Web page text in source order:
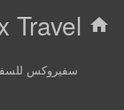
home
سفيروكس